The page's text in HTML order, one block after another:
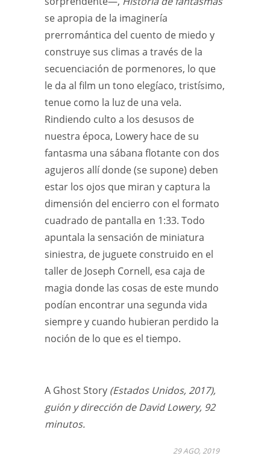
se apropia de la imaginería
prerromántica del cuento de miedo y
construye sus climas a través de la
secuenciación de pormenores, lo que
le da al film un tono elegíaco, tristísimo,
tenue como la luz de una vela.
Rindiendo culto a los desusos de
nuestra época, Lowery hace de su
fantasma una sábana flotante con dos
agujeros allí donde (se supone) deben
estar los ojos que miran y captura la
dimensión del encierro con el formato
cuadrado de pantalla en 1:33. Todo
apuntala la sensación de miniatura
siniestra, de juguete construido en el
taller de Joseph Cornell, esa caja de
magia donde las cosas de este mundo
podían encontrar una segunda vida
siempre y cuando hubieran perdido la
noción de lo que es el tiempo.
A Ghost Story (Estados Unidos, 2017),
guión y dirección de David Lowery, 92
minutos.
29 AGO, 2019